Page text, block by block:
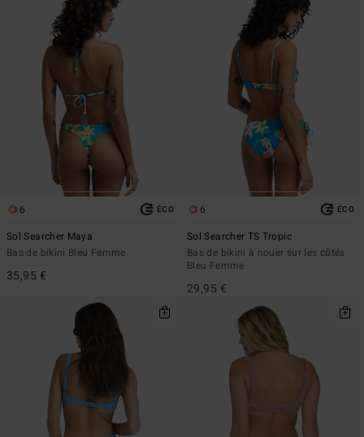
6 ÉCO
Sol Searcher Maya
Bas de bikini Bleu Femme
35,95 €
6 ÉCO
Sol Searcher TS Tropic
Bas de bikini à nouer sur les côtés
Bleu Femme
29,95 €